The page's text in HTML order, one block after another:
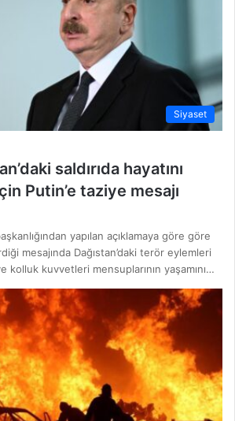
Siyaset
saldırıda hayatını
Putin’e taziye mesajı
yapılan açıklamaya göre göre
mesajında Dağıstan’daki terör eylemleri
kolluk kuvvetleri mensuplarının yaşamını…